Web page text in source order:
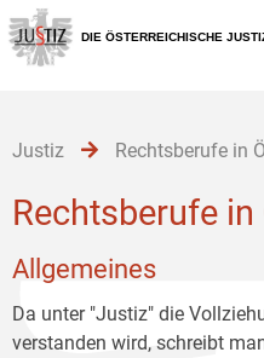
Zur
Hauptnavigation
[1]
Zum
Inhalt
[2]
Zum
Untermenü
[3]
DIE ÖSTERREICHISCHE
Justiz Rechtsberufe in
Rechtsberufe
Allgemeines
Da unter "Justiz" die
verstanden wird, schreibt